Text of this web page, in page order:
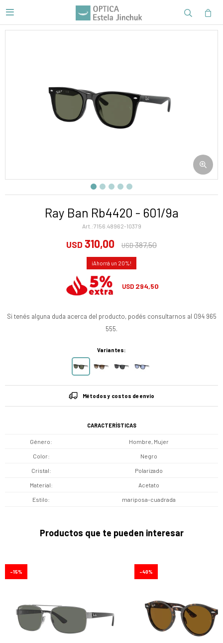

Ray Ban Rb4420 - 601/9a
7156.48962-10379
USD 310,00 USD387,50
20
USD 294,50
Si tenés alguna duda acerca del producto, podés consultarnos al 094 965
555.
Variantes:
Métodos y costos de envío
CARACTERÍSTICAS
Género Hombre, Mujer
Color Negro
Cristal Polarizado
Material Acetato
Estilo mariposa-cuadrada
Productos que te pueden interesar
15 40